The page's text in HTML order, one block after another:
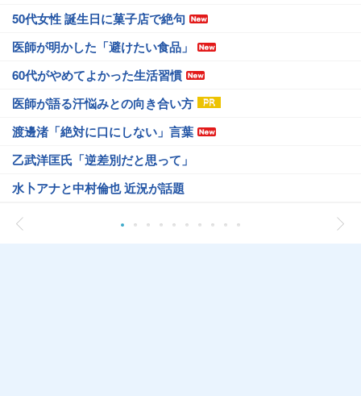
50代女性 誕生日に菓子店で絶句
医師が明かした「避けたい食品」
60代がやめてよかった生活習慣
医師が語る汗悩みとの向き合い方
渡邊渚「絶対に口にしない」言葉
乙武洋匡氏「逆差別だと思って」
水卜アナと中村倫也 近況が話題